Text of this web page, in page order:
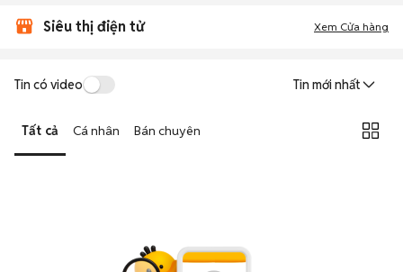
Siêu thị điện tử Xem Cửa hàng
Tin có video Tin mới nhất
Tất cả Cá nhân Bán chuyên